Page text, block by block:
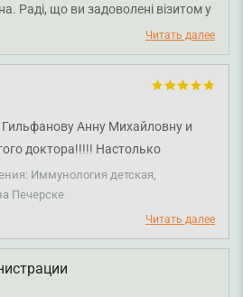
Раді, що ви задоволені візитом у
Читать далее
Анну Михайловну и
доктора!!!!! Настолько
все рассказывает, полностью
я даже не ожидала получить
доктора в этой области не
просто волшебная!!! Я
Медикал за возможность
специалиста!!
Иммунология детская,
Печерске
Читать далее